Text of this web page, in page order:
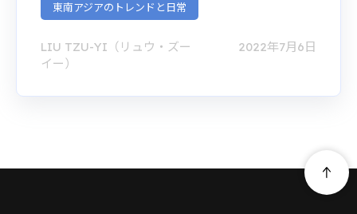
東南アジアのトレンドと日常
LIU TZU-YI（リュウ・ズー
イー）
2022年7月6日